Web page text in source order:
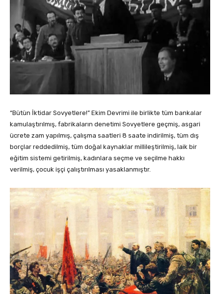
“Bütün İktidar Sovyetlere!” Ekim Devrimi ile birlikte tüm bankalar
kamulaştırılmış, fabrikaların denetimi Sovyetlere geçmiş, asgari
ücrete zam yapılmış, çalışma saatleri 8 saate indirilmiş, tüm dış
borçlar reddedilmiş, tüm doğal kaynaklar millileştirilmiş, laik bir
eğitim sistemi getirilmiş, kadınlara seçme ve seçilme hakkı
verilmiş, çocuk işçi çalıştırılması yasaklanmıştır.